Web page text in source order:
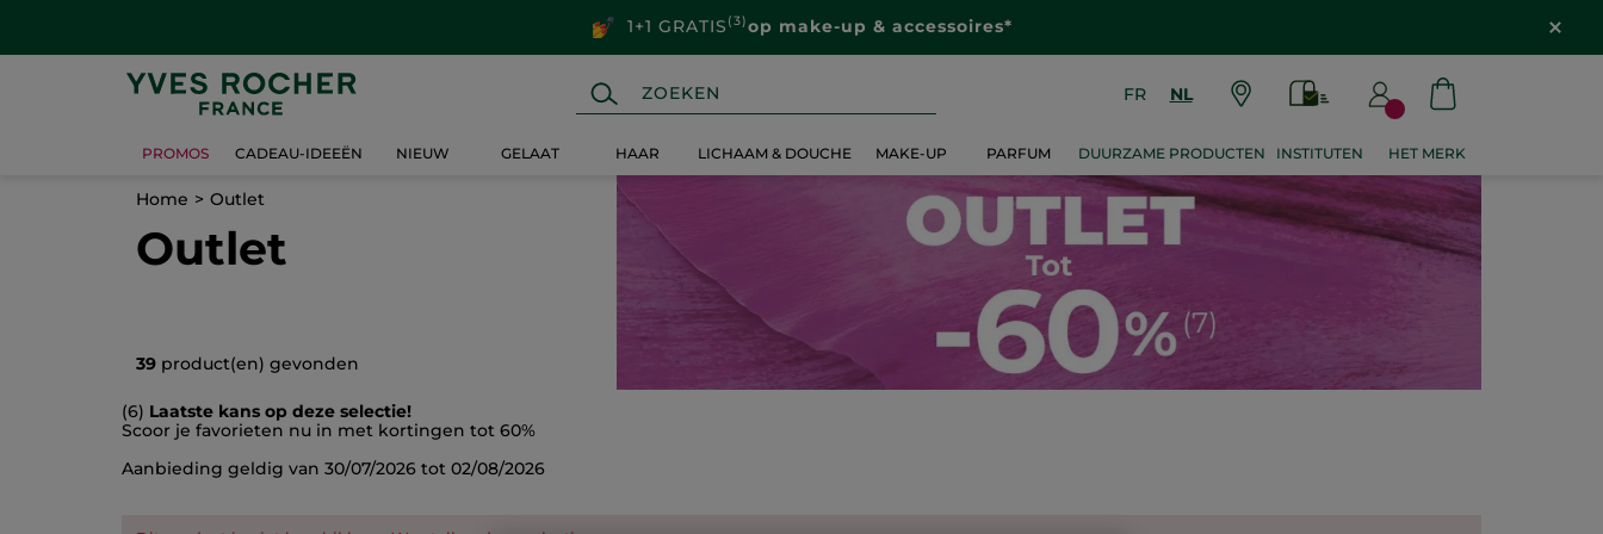
1+1 GRATIS (3)op make-up & accessoires*
FR NL
PROMOS CADEAU-IDEEËN NIEUW GELAAT HAAR LICHAAM & DOUCHE MAKE-UP PARFUM DUURZAME PRODUCTEN INSTITUTEN HET MERK
Home Outlet
Outlet
39 product(en) gevonden
(6) Laatste kans op deze selectie!
Scoor je favorieten nu in met kortingen tot 60%
Aanbieding geldig van 30/07/2026 tot 02/08/2026